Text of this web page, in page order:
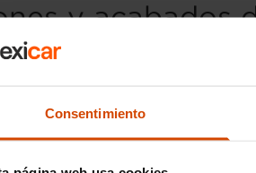
Consentimiento
y acabados
SsangYong Tivoli de segunda mano
calidad-precio. En Flexicar,
del
de asistencia a la conducción y